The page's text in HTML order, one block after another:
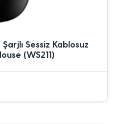
Sessiz Kablosuz
(WS211)